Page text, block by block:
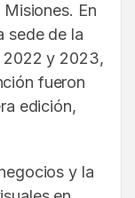
En
sede de la
2022 y 2023,
fueron
edición,
y la